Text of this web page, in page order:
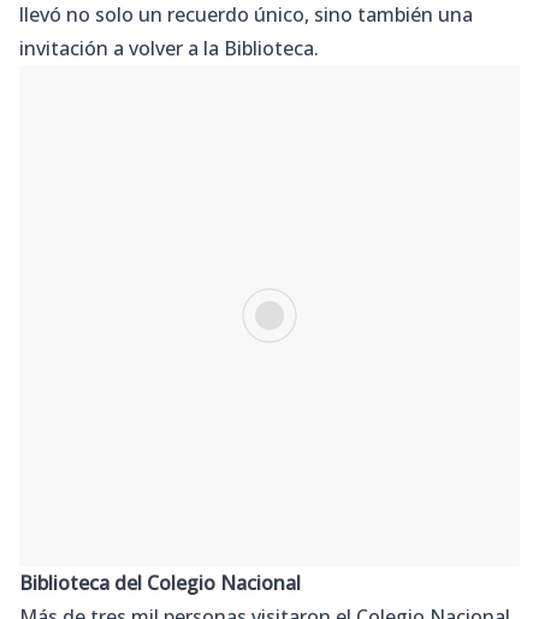
llevó no solo un recuerdo único, sino también una
invitación a volver a la Biblioteca.
Biblioteca del Colegio Nacional